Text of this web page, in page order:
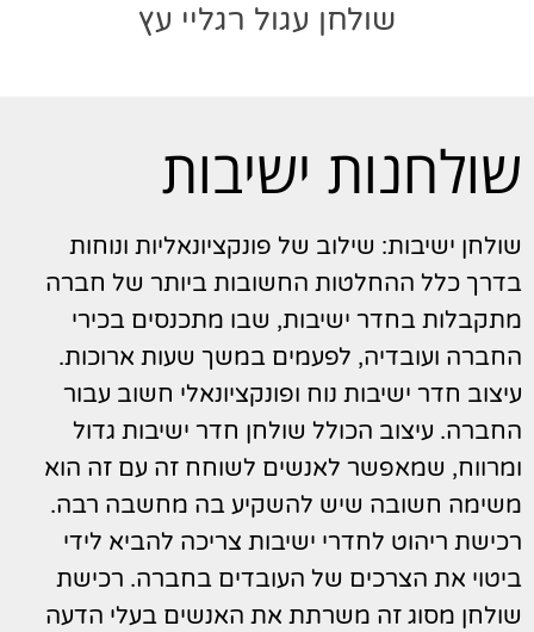
שולחן עגול רגליי עץ
שולחנות ישיבות
שולחן ישיבות: שילוב של פונקציונאליות ונוחות
בדרך כלל ההחלטות החשובות ביותר של חברה
מתקבלות בחדר ישיבות, שבו מתכנסים בכירי
החברה ועובדיה, לפעמים במשך שעות ארוכות.
עיצוב חדר ישיבות נוח ופונקציונאלי חשוב עבור
החברה. עיצוב הכולל שולחן חדר ישיבות גדול
ומרווח, שמאפשר לאנשים לשוחח זה עם זה הוא
משימה חשובה שיש להשקיע בה מחשבה רבה.
רכישת ריהוט לחדרי ישיבות צריכה להביא לידי
ביטוי את הצרכים של העובדים בחברה. רכישת
שולחן מסוג זה משרתת את האנשים בעלי הדעה